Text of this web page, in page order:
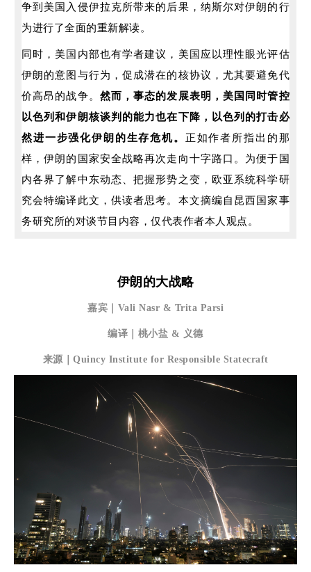
争到美国入侵伊拉克所带来的后果，纳斯尔对伊朗的行
为进行了全面的重新解读。
同时，美国内部也有学者建议，美国应以理性眼光评估
伊朗的意图与行为 ， 促成潜在的核协议， 尤其要避免代
价高昂的战争。 然而，事态的发展表明，美国同时管控
以色列和伊朗核谈判的能力也在下降，以色列的打击必
然进一步强化伊朗 的生存危机。 正如作者所指出的那
样，伊朗的国家安全战略再次走向十字路口。为便于国
内各界了解中东动态、把握形势之变， 欧亚系统科学研
究会特编译此文，供读者思考。本文摘编自 昆西国家事
务研究所的对谈节目内容，仅代表作者本人观点。
伊朗的大战略
嘉宾｜Vali Nasr & Trita Parsi
编译｜桃小盐 & 义德
来源｜Quincy Institute for Responsible Statecraft